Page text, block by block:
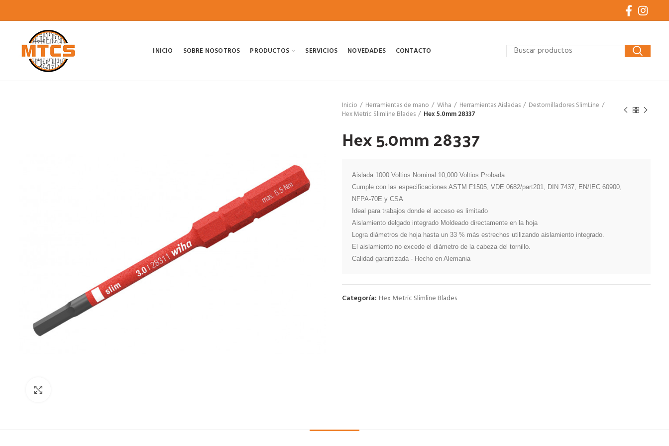
INICIO SOBRE NOSOTROS PRODUCTOS SERVICIOS NOVEDADES CONTACTO
Inicio Herramientas de mano Wiha Herramientas Aisladas
Destornilladores SlimLine
Hex Metric Slimline Blades
Hex 5.0mm 28337
Hex 5.0mm 28337
Aislada 1000 Voltios Nominal 10,000 Voltios Probada
Cumple con las especificaciones ASTM F1505, VDE 0682/part201, DIN 7437, EN/IEC 60900,
NFPA-70E y CSA
Ideal para trabajos donde el acceso es limitado
Aislamiento delgado integrado Moldeado directamente en la hoja
Logra diámetros de hoja hasta un 33 % más estrechos utilizando aislamiento integrado.
El aislamiento no excede el diámetro de la cabeza del tornillo.
Calidad garantizada - Hecho en Alemania
Categoría: Hex Metric Slimline Blades